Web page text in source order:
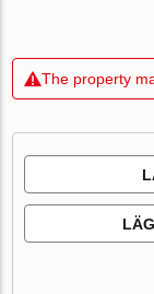
The property